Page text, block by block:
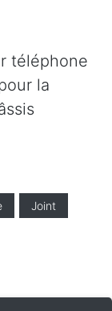
téléphone
la
Joint